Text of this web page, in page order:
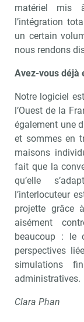
matériel mis
l’intégration
un certain
nous rendons
Avez-vous déjà
Notre logiciel
l’Ouest de la
également une
et sommes en
maisons
fait que la
qu’elle
l’interlocuteur
projette grâce
aisément
beaucoup : le
perspectives
simulations
administratives.
Clara Phan